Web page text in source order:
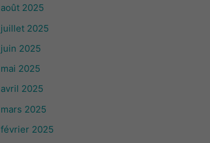
août 2025
juillet 2025
juin 2025
mai 2025
avril 2025
mars 2025
février 2025